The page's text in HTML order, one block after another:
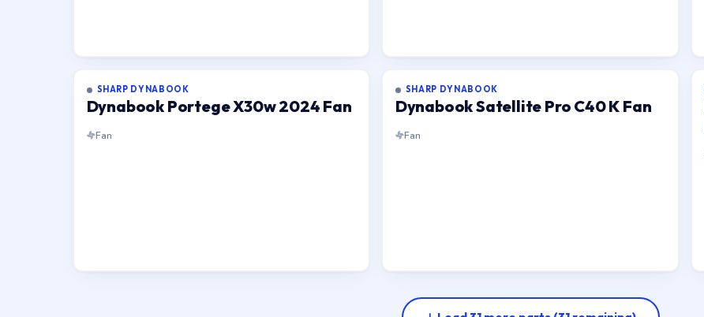
SHARP DYNABOOK
Dynabook Portege X30w 2024 Fan
Fan
SHARP DYNABOOK
Dynabook Satellite Pro C40 K Fan
Fan